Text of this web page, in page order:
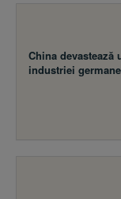
China devastează
industriei germane